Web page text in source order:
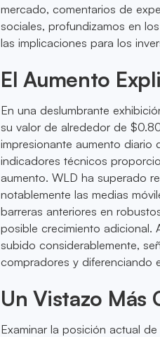
mercado, comentarios de
sociales, profundizamos en
las implicaciones para los
El Aumento
En una deslumbrante
su valor de alrededor de
impresionante aumento diario
indicadores técnicos
aumento. WLD ha superado
notablemente las medias
barreras anteriores en
posible crecimiento adicional.
subido considerablemente,
compradores y diferenciando
Un Vistazo Más
Examinar la posición actual